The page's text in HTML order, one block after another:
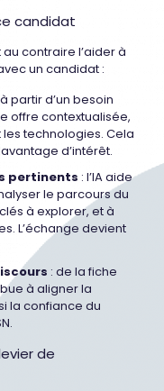
candidat
au contraire l’aider à
un candidat :
partir d’un besoin
offre contextualisée,
les technologies. Cela
d’intérêt.
pertinents : l’IA aide
le parcours du
à explorer, et à
L’échange devient
: de la fiche
à aligner la
la confiance du
de